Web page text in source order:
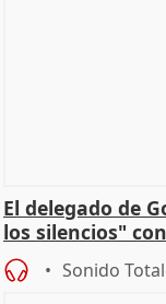
El delegado de
los silencios"
Sonido